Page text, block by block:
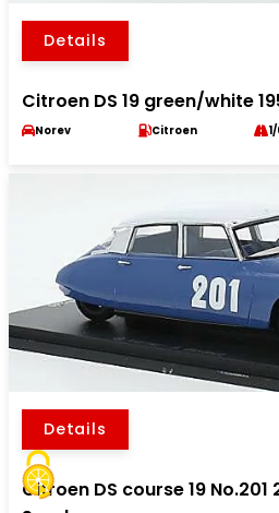
Details
Citroen DS 19 green/white
Norev Citroen
Details
Citroen DS course 19 No.201